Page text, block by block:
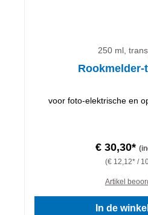
250 ml,
voor foto-elektrische en
€ 30,30*
(€ 12,12* /
Artikel
In de